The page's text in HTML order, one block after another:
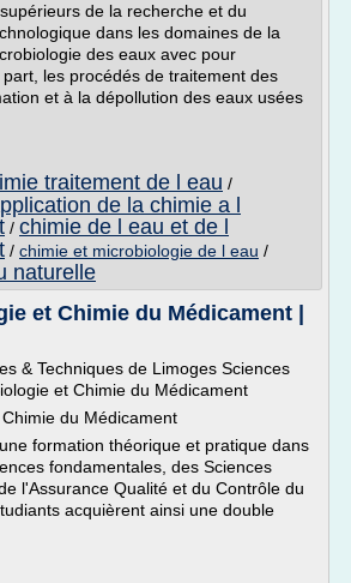
de la recherche et du
dans les domaines de la
des eaux avec pour
les procédés de traitement des
et à la dépollution des eaux usées
traitement de l eau /
de la chimie a l
/ chimie de l eau et de l
/ chimie et microbiologie de l eau /
naturelle
et Chimie du Médicament |
& Techniques de Limoges Sciences
et Chimie du Médicament
du Médicament
formation théorique et pratique dans
fondamentales, des Sciences
l'Assurance Qualité et du Contrôle du
acquièrent ainsi une double